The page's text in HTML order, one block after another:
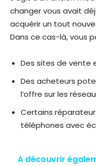
changer vous avait
acquérir un tout
Dans ce cas-là, vous
Des sites de vente
Des acheteurs
l’offre sur les
Certains
téléphones avec
A découvrir